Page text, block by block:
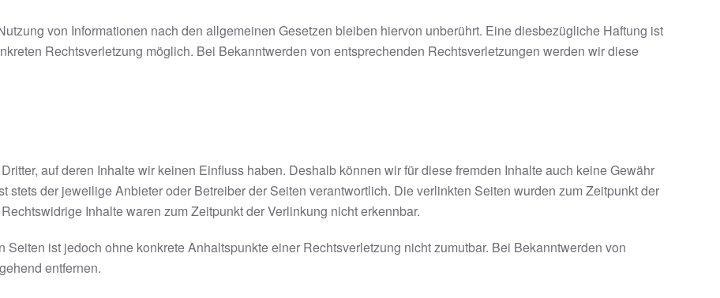
von Informationen nach den allgemeinen Gesetzen bleiben hiervon unberührt. Eine diesbezügliche Haftung ist
Rechtsverletzung möglich. Bei Bekanntwerden von entsprechenden Rechtsverletzungen werden wir diese
auf deren Inhalte wir keinen Einfluss haben. Deshalb können wir für diese fremden Inhalte auch keine Gewähr
stets der jeweilige Anbieter oder Betreiber der Seiten verantwortlich. Die verlinkten Seiten wurden zum Zeitpunkt der
Inhalte waren zum Zeitpunkt der Verlinkung nicht erkennbar.
ist jedoch ohne konkrete Anhaltspunkte einer Rechtsverletzung nicht zumutbar. Bei Bekanntwerden von
entfernen.